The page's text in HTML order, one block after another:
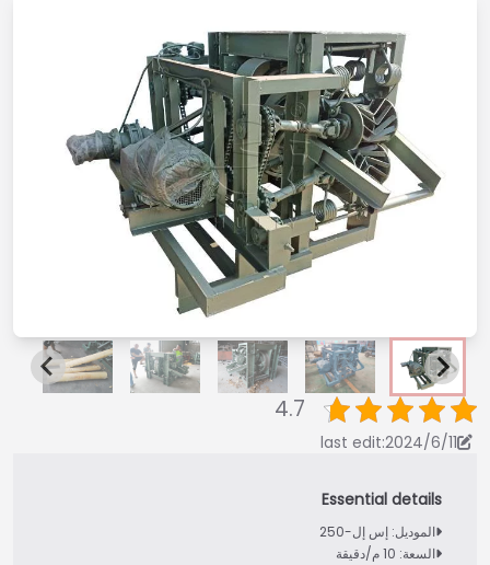
4.7
last edit:2024/6/11
الموديل: إس إل-250
السعة: 10 م/دقيقة